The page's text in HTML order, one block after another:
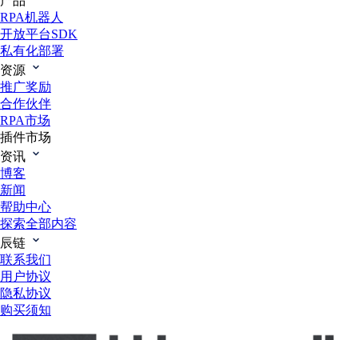
RPA机器人
开放平台SDK
私有化部署
资源
推广奖励
合作伙伴
RPA市场
插件市场
资讯
博客
新闻
帮助中心
探索全部内容
辰链
联系我们
用户协议
隐私协议
购买须知